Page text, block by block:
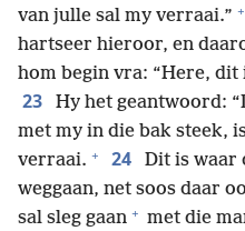
van julle sal my verraai.” +
hartseer hieroor, en
hom begin vra: “Here, dit
23
Hy het geantwoord:
met my in die bak steek,
verraai. + 24
Dit is waar
weggaan, net soos daar
sal sleg gaan + met die